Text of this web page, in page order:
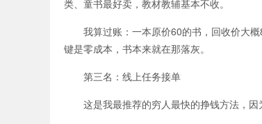
类、童书最好卖，教材教辅基本不收。
我算过账：一本原价60的书，回收价大概
键是零成本，书本来就在那落灰。
第三名：线上任务接单
这是我最推荐的穷人最快的挣钱方法，因